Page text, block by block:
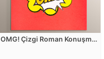
OMG! Çizgi Roman Konuşma